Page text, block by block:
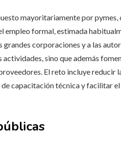
mayoritariamente por pymes,
empleo formal, estimada
grandes corporaciones y a las
sino que además
El reto incluye reducir
capacitación técnica y facilitar